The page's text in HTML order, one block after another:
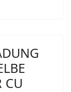
CU